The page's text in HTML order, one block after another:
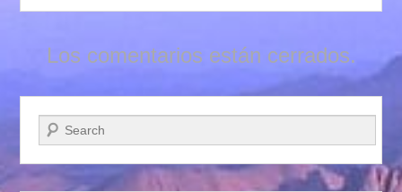
Los comentarios están cerrados.
Buscar